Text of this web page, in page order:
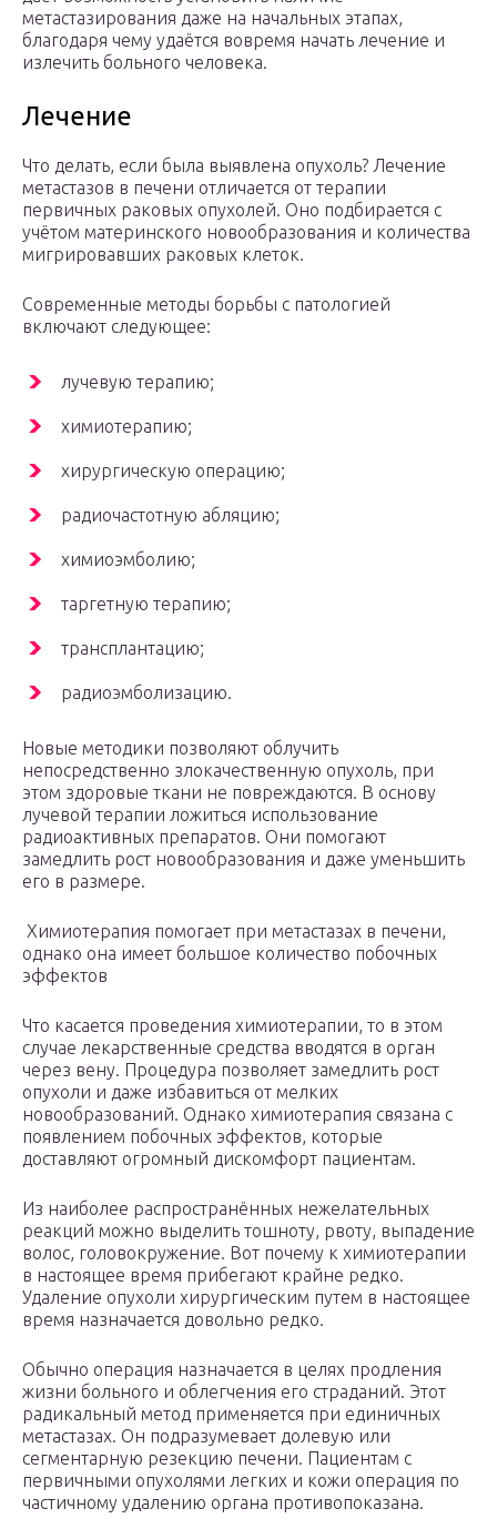
метастазирования даже на начальных этапах,
благодаря чему удаётся вовремя начать лечение и
излечить больного человека.
Лечение
Что делать, если была выявлена опухоль? Лечение
метастазов в печени отличается от терапии
первичных раковых опухолей. Оно подбирается с
учётом материнского новообразования и количества
мигрировавших раковых клеток.
Современные методы борьбы с патологией
включают следующее:
лучевую терапию;
химиотерапию;
хирургическую операцию;
радиочастотную абляцию;
химиоэмболию;
таргетную терапию;
трансплантацию;
радиоэмболизацию.
Новые методики позволяют облучить
непосредственно злокачественную опухоль, при
этом здоровые ткани не повреждаются. В основу
лучевой терапии ложиться использование
радиоактивных препаратов. Они помогают
замедлить рост новообразования и даже уменьшить
его в размере.
Химиотерапия помогает при метастазах в печени,
однако она имеет большое количество побочных
эффектов
Что касается проведения химиотерапии, то в этом
случае лекарственные средства вводятся в орган
через вену. Процедура позволяет замедлить рост
опухоли и даже избавиться от мелких
новообразований. Однако химиотерапия связана с
появлением побочных эффектов, которые
доставляют огромный дискомфорт пациентам.
Из наиболее распространённых нежелательных
реакций можно выделить тошноту, рвоту, выпадение
волос, головокружение. Вот почему к химиотерапии
в настоящее время прибегают крайне редко.
Удаление опухоли хирургическим путем в настоящее
время назначается довольно редко.
Обычно операция назначается в целях продления
жизни больного и облегчения его страданий. Этот
радикальный метод применяется при единичных
метастазах. Он подразумевает долевую или
сегментарную резекцию печени. Пациентам с
первичными опухолями легких и кожи операция по
частичному удалению органа противопоказана.